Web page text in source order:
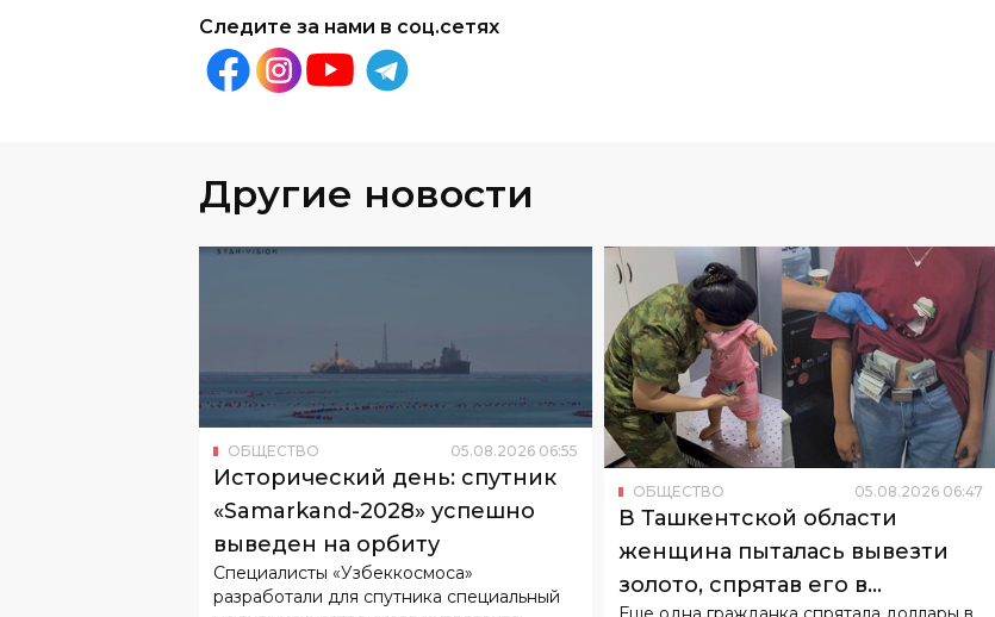
Следите за нами в соц.сетях
Другие новости
ОБЩЕСТВО 05.08.2026 06:55
Исторический день: спутник
«Samarkand-2028» успешно
выведен на орбиту
Специалисты «Узбеккосмоса»
разработали для спутника специальный
ОБЩЕСТВО 05.08.2026 06:47
В Ташкентской области
женщина пыталась вывезти
золото, спрятав его в